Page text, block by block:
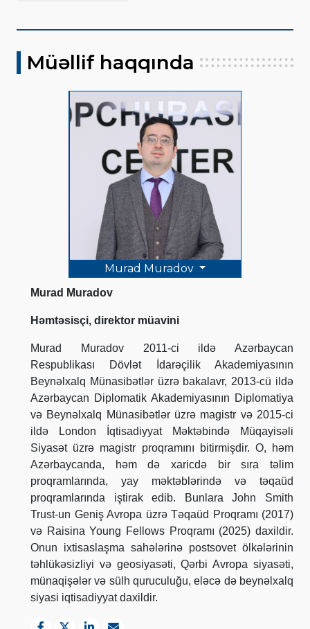
Müəllif haqqında
Murad Muradov
Murad Muradov
Həmtəsisçi, direktor müavini
Murad Muradov 2011-ci ildə Azərbaycan
Respublikası Dövlət İdarəçilik Akademiyasının
Beynəlxalq Münasibətlər üzrə bakalavr, 2013-cü ildə
Azərbaycan Diplomatik Akademiyasının Diplomatiya
və Beynəlxalq Münasibətlər üzrə magistr və 2015-ci
ildə London İqtisadiyyat Məktəbində Müqayisəli
Siyasət üzrə magistr proqramını bitirmişdir. O, həm
Azərbaycanda, həm də xaricdə bir sıra təlim
proqramlarında, yay məktəblərində və təqaüd
proqramlarında iştirak edib. Bunlara John Smith
Trust-un Geniş Avropa üzrə Təqaüd Proqramı (2017)
və Raisina Young Fellows Proqramı (2025) daxildir.
Onun ixtisaslaşma sahələrinə postsovet ölkələrinin
təhlükəsizliyi və geosiyasəti, Qərbi Avropa siyasəti,
münaqişələr və sülh quruculuğu, eləcə də beynəlxalq
siyasi iqtisadiyyat daxildir.